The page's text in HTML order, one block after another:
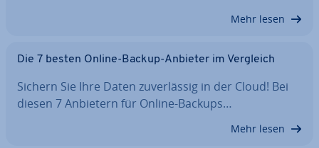
Mehr lesen
Die 7 besten Online-Backup-Anbieter im Vergleich
Sichern Sie Ihre Daten zu­ver­läs­sig in der Cloud! Bei
diesen 7 Anbietern für Online-Backups…
Mehr lesen